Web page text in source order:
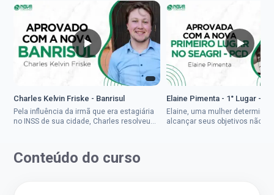
Charles Kelvin Friske - Banrisul
Pela influência da irmã que era estagiária
no INSS de sua cidade, Charles resolveu
Elaine Pimenta - 1° Lugar -
Elaine, uma mulher
alcançar seus objetivos não
Conteúdo do curso